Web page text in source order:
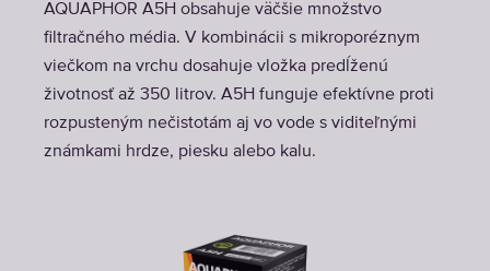
AQUAPHOR A5H obsahuje väčšie množstvo
filtračného média. V kombinácii s mikroporéznym
viečkom na vrchu dosahuje vložka predĺženú
životnosť až 350 litrov. A5H funguje efektívne proti
rozpusteným nečistotám aj vo vode s viditeľnými
známkami hrdze, piesku alebo kalu.